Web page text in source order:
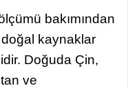
bakımından
kaynaklar
Doğuda Çin,
ve